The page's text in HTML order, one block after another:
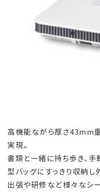
高機能ながら厚さ43mm
実現。
書類と一緒に持ち歩き、手
型バッグにすっきり収納し
出張や研修など様々なシ